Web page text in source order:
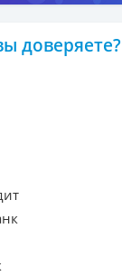
доверяете?